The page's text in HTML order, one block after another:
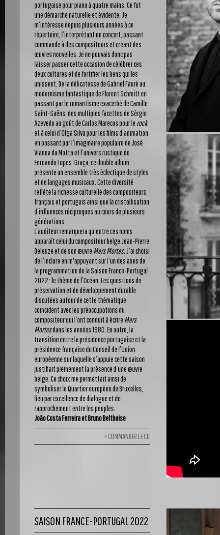
portugaise pour piano à quatre mains. Ce fut
une démarche naturelle et évidente. Je
m’intéresse depuis plusieurs années à ce
répertoire, l’interprétant en concert, passant
commande à des compositeurs et créant des
œuvres nouvelles. Je ne pouvais donc pas
laisser passer cette occasion de célébrer ces
deux cultures et de fortifier les liens qui les
unissent. De la délicatesse de Gabriel Fauré au
modernisme fantastique de Florent Schmitt en
passant par le romantisme exacerbé de Camille
Saint-Saëns, des multiples facettes de Sérgio
Azevedo au goût de Carlos Marecos pour le rock
et à celui d’Olga Silva pour les films d’animation
en passant par l’imaginaire populaire de José
Vianna da Motta et l’univers rustique de
Fernando Lopes-Graça, ce double album
présente un ensemble très éclectique de styles
et de langages musicaux. Cette diversité
reflète la richesse culturelle des compositeurs
français et portugais ainsi que la cristallisation
d’influences réciproques au cours de plusieurs
générations.
L’auditeur remarquera qu’entre ces noms
apparaît celui du compositeur belge Jean-Pierre
Deleuze et de son œuvre Mers Mortes. J’ai choisi
de l’inclure en m'appuyant sur l’un des axes de
la programmation de la Saison France-Portugal
2022 : le thème de l’Océan. Les questions de
préservation et de développement durable
discutées autour de cette thématique
coïncident avec les préoccupations du
compositeur qui l’ont conduit à écrire Mers
Mortesdans les années 1980. En outre, la
transition entre la présidence portugaise et la
présidence française du Conseil de l’Union
européenne sur laquelle s’appuie cette saison
justifiait pleinement la présence d’une œuvre
belge. Ce choix me permettait ainsi de
symboliser le Quartier européen de Bruxelles,
lieu par excellence de dialogue et de
rapprochement entre les peuples.
João Costa Ferreira et Bruno Belthoise
COMMANDER LE CD
SAISON FRANCE-PORTUGAL 2022